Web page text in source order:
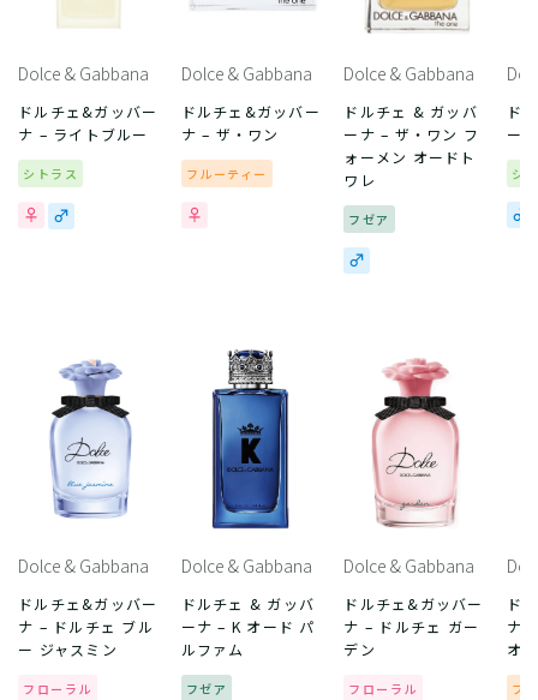
Dolce & Gabbana
ドルチェ&ガッバー
ナ – ライトブルー
シトラス
Dolce & Gabbana
ドルチェ&ガッバー
ナ – ザ・ワン
フルーティー
Dolce & Gabbana
ドルチェ & ガッバ
ーナ – ザ・ワン フ
ォーメン オードト
ワレ
フゼア
ド
ー
シ
Dolce & Gabbana
ドルチェ&ガッバー
ナ – ドルチェ ブル
ー ジャスミン
フローラル
Dolce & Gabbana
ドルチェ & ガッバ
ーナ – K オード パ
ルファム
フゼア
Dolce & Gabbana
ドルチェ&ガッバー
ナ – ドルチェ ガー
デン
フローラル
ド
ナ
オ
フ